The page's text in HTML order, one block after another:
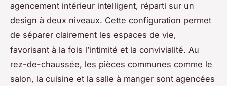
agencement intérieur intelligent, réparti sur un
design à deux niveaux. Cette configuration permet
de séparer clairement les espaces de vie,
favorisant à la fois l’intimité et la convivialité. Au
rez-de-chaussée, les pièces communes comme le
salon, la cuisine et la salle à manger sont agencées